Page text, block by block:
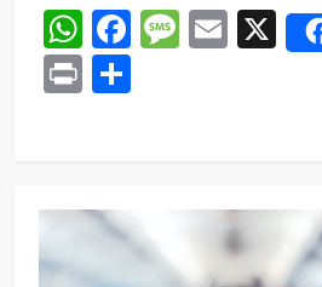
WhatsApp
Facebook
Message
Email
X
PrintShare